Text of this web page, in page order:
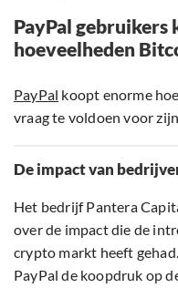
PayPal gebruikers
hoeveelheden
PayPal koopt enorme
vraag te voldoen voor
De impact van
Het bedrijf Pantera
over de impact die de
crypto markt heeft
PayPal de koopdruk op